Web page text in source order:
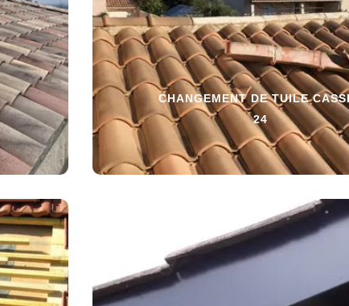
CHANGEMENT DE TUILE
24